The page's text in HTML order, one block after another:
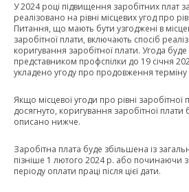
У 2024 році підвищення заробітних плат
реалізовано на рівні місцевих угод про
Питання, що мають бути узгоджені в
заробітної плати, включають спосіб
коригування заробітної плати. Угода
представником профспілки до 19 січня
укладено угоду про продовження терміну
Якщо місцевої угоди про рівні
досягнуто, коригування заробітної плати
описано нижче.
Заробітна плата буде збільшена із
пізніше 1 лютого 2024 р. або починаючи з
періоду оплати праці після цієї дати.